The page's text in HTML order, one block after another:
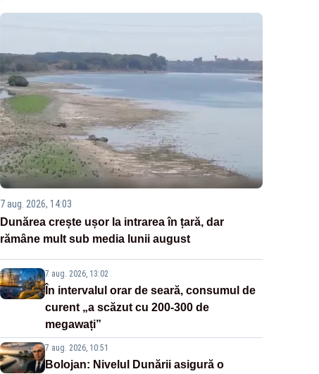
7 aug. 2026, 14:03
Dunărea crește ușor la intrarea în țară, dar
rămâne mult sub media lunii august
7 aug. 2026, 13:02
În intervalul orar de seară, consumul de
curent „a scăzut cu 200-300 de
megawați”
7 aug. 2026, 10:51
Bolojan: Nivelul Dunării asigură o